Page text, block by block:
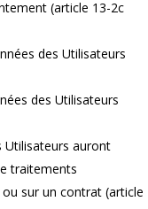
(article 13-2c
des Utilisateurs
des Utilisateurs
Utilisateurs auront
traitements
sur un contrat (article